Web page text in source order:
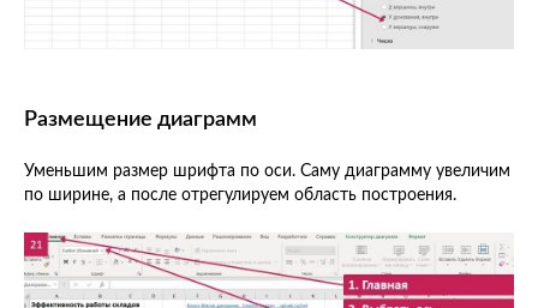
Размещение диаграмм
Уменьшим размер шрифта по оси. Саму диаграмму увеличим
по ширине, а после отрегулируем область построения.